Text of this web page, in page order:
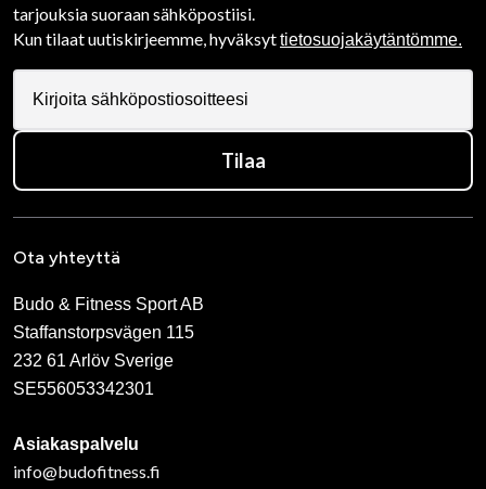
tarjouksia suoraan sähköpostiisi.
Kun tilaat uutiskirjeemme, hyväksyttietosuojakäytäntömme.
Tilaa
Ota yhteyttä
Budo & Fitness Sport AB
Staffanstorpsvägen 115
232 61 Arlöv Sverige
SE556053342301
Asiakaspalvelu
info@budofitness.fi